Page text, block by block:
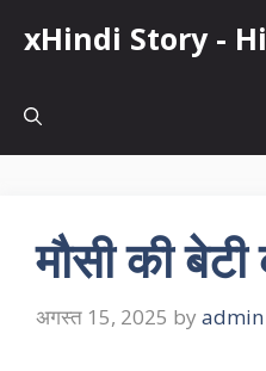
xHindi Story -
मौसी की बेटी
अगस्त 15, 2025 by admin